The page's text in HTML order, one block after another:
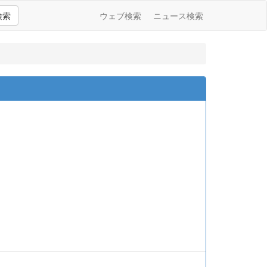
索 ウェブ検索 ニュース検索